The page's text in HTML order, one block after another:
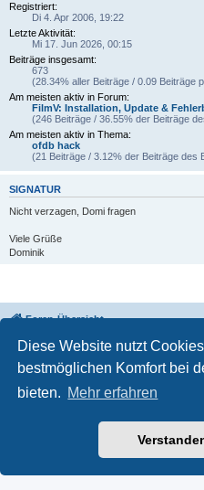
Diese Website nutzt
bestmöglichen Komfort bei
bieten. Mehr erfahren
Registriert:
Di 4. Apr 2006, 19:22
Letzte Aktivität:
Mi 17. Jun 2026, 00:15
Beiträge insgesamt:
673
(28.34% aller Beiträge / 0.09 Beiträge
Am meisten aktiv in Forum:
FilmV: Installation, Update &
(246 Beiträge / 36.55% der Beiträge
Am meisten aktiv in Thema:
ofdb hack
(21 Beiträge / 3.12% der Beiträge des
SIGNATUR
Nicht verzagen, Domi fragen
Viele Grüße
Dominik
Foren-Übersicht
Powered byphpBB®
Deutsche